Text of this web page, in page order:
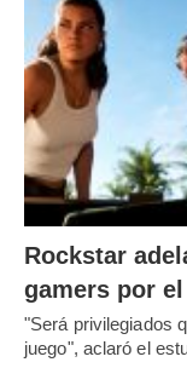
Rockstar
gamers por
"Será privilegiados
juego", aclaró el